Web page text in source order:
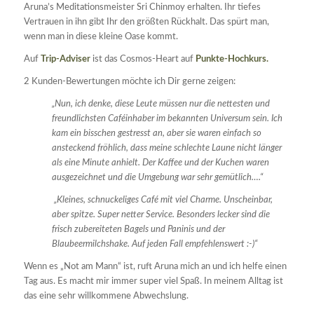
Aruna’s Meditationsmeister Sri Chinmoy erhalten. Ihr tiefes
Vertrauen in ihn gibt Ihr den größten Rückhalt. Das spürt man,
wenn man in diese kleine Oase kommt.
AufTrip-Adviser ist das Cosmos-Heart auf Punkte-Hochkurs.
2 Kunden-Bewertungen möchte ich Dir gerne zeigen:
„Nun, ich denke, diese Leute müssen nur die nettesten und
freundlichsten Caféinhaber im bekannten Universum sein. Ich
kam ein bisschen gestresst an, aber sie waren einfach so
ansteckend fröhlich, dass meine schlechte Laune nicht länger
als eine Minute anhielt. Der Kaffee und der Kuchen waren
ausgezeichnet und die Umgebung war sehr gemütlich….“
„Kleines, schnuckeliges Café mit viel Charme. Unscheinbar,
aber spitze. Super netter Service. Besonders lecker sind die
frisch zubereiteten Bagels und Paninis und der
Blaubeermilchshake. Auf jeden Fall empfehlenswert :-)“
Wenn es „Not am Mann“ ist, ruft Aruna mich an und ich helfe einen
Tag aus. Es macht mir immer super viel Spaß. In meinem Alltag ist
das eine sehr willkommene Abwechslung.